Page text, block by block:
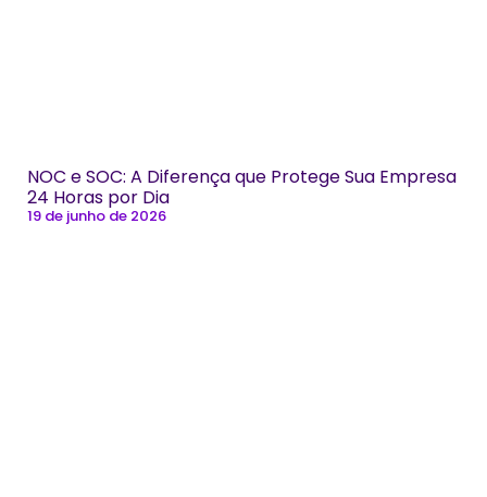
NOC e SOC: A Diferença que Protege Sua Empresa
24 Horas por Dia
19 de junho de 2026